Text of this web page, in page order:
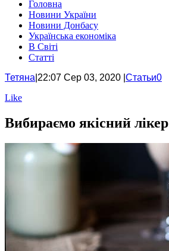
Головна
Новини України
Новини Донбасу
Українська економіка
В Світі
Статті
Тетяна 22:07 Сер 03, 2020 | Статьи0
Like
Вибираємо якісний лікер